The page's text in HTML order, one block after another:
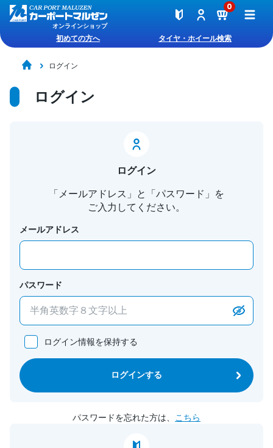
オンラインショップ
0
初めての方へ タイヤ・ホイール検索
ログイン
ログイン
ログイン
「メールアドレス」と「パスワード」を
ご入力してください。
メールアドレス
パスワード
ログイン情報を保持する
ログインする
パスワードを忘れた方は、 こちら